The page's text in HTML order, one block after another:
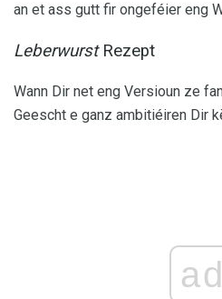
an et ass gutt fir ongeféier eng
LeberwurstRezept
Wann Dir net eng Versioun ze
Geescht e ganz ambitiéiren Dir
ad